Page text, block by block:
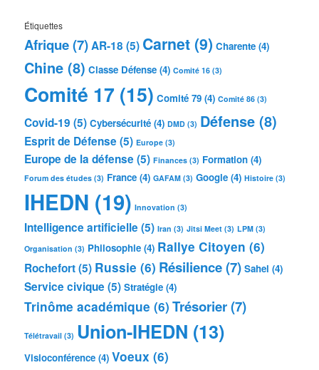
Étiquettes
Afrique(7)AR-18 (5) Carnet(9) Charente (4)
Chine (8) Classe Défense (4) Comité 16 (3)
Comité 17 (15) Comité 79 (4) Comité 86 (3)
Covid-19 (5) Cybersécurité (4) DMD (3) Défense (8)
Esprit de Défense (5) Europe (3)
Europe de la défense (5) Finances (3) Formation (4)
Forum des études (3) France (4) GAFAM (3) Google (4) Histoire (3)
IHEDN (19) Innovation (3)
Intelligence artificielle (5) Iran (3) Jitsi Meet (3) LPM (3)
Organisation (3) Philosophie (4) Rallye Citoyen (6)
Rochefort(5) Russie (6) Résilience(7) Sahel (4)
Service civique (5) Stratégie (4)
Trinôme académique (6) Trésorier(7)
Télétravail (3) Union-IHEDN (13)
Visioconférence (4) Voeux (6)